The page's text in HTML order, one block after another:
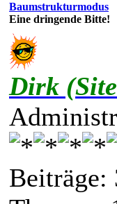
Baumstrukturmodus
Eine dringende Bitte!
Dirk
Beiträge: